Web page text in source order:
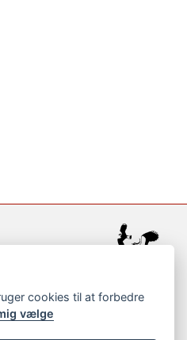
cookies til at forbedre
vælge